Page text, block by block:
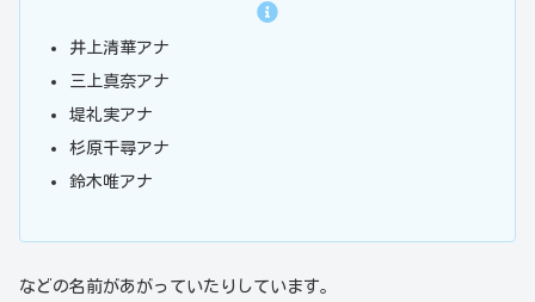
井上清華アナ
三上真奈アナ
堤礼実アナ
杉原千尋アナ
鈴木唯アナ
などの名前があがっていたりしています。